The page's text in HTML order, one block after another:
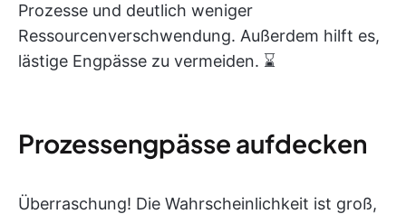
Prozesse und deutlich weniger
Ressourcenverschwendung. Außerdem hilft es,
lästige Engpässe zu vermeiden. ⌛
Prozessengpässe aufdecken
Überraschung! Die Wahrscheinlichkeit ist groß,